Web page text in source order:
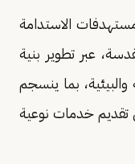
الاستدامة
عبر تطوير بنية
والبيئية، بما ينسجم
رؤية المملكة 2030 في تقديم خدمات نوعية